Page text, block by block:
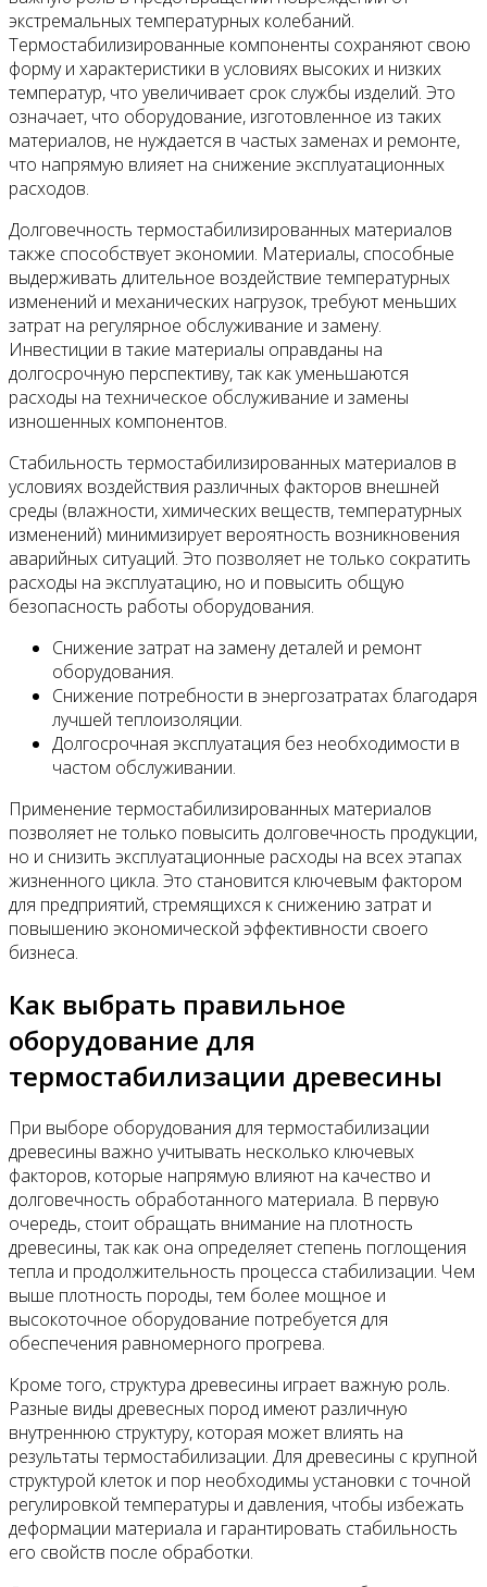
экстремальных температурных колебаний.
Термостабилизированные компоненты сохраняют свою
форму и характеристики в условиях высоких и низких
температур, что увеличивает срок службы изделий. Это
означает, что оборудование, изготовленное из таких
материалов, не нуждается в частых заменах и ремонте,
что напрямую влияет на снижение эксплуатационных
расходов.
Долговечность термостабилизированных материалов
также способствует экономии. Материалы, способные
выдерживать длительное воздействие температурных
изменений и механических нагрузок, требуют меньших
затрат на регулярное обслуживание и замену.
Инвестиции в такие материалы оправданы на
долгосрочную перспективу, так как уменьшаются
расходы на техническое обслуживание и замены
изношенных компонентов.
Стабильность термостабилизированных материалов в
условиях воздействия различных факторов внешней
среды (влажности, химических веществ, температурных
изменений) минимизирует вероятность возникновения
аварийных ситуаций. Это позволяет не только сократить
расходы на эксплуатацию, но и повысить общую
безопасность работы оборудования.
Снижение затрат на замену деталей и ремонт
оборудования.
Снижение потребности в энергозатратах благодаря
лучшей теплоизоляции.
Долгосрочная эксплуатация без необходимости в
частом обслуживании.
Применение термостабилизированных материалов
позволяет не только повысить долговечность продукции,
но и снизить эксплуатационные расходы на всех этапах
жизненного цикла. Это становится ключевым фактором
для предприятий, стремящихся к снижению затрат и
повышению экономической эффективности своего
бизнеса.
Как выбрать правильное
оборудование для
термостабилизации древесины
При выборе оборудования для термостабилизации
древесины важно учитывать несколько ключевых
факторов, которые напрямую влияют на качество и
долговечность обработанного материала. В первую
очередь, стоит обращать внимание на плотность
древесины, так как она определяет степень поглощения
тепла и продолжительность процесса стабилизации. Чем
выше плотность породы, тем более мощное и
высокоточное оборудование потребуется для
обеспечения равномерного прогрева.
Кроме того, структура древесины играет важную роль.
Разные виды древесных пород имеют различную
внутреннюю структуру, которая может влиять на
результаты термостабилизации. Для древесины с крупной
структурой клеток и пор необходимы установки с точной
регулировкой температуры и давления, чтобы избежать
деформации материала и гарантировать стабильность
его свойств после обработки.